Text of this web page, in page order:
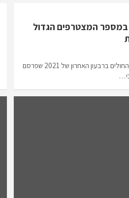
המצטרפים הגדול
סיכום נתוני המעברים בין קופות החולים ברבעון האחרון של 2021 שפרסם